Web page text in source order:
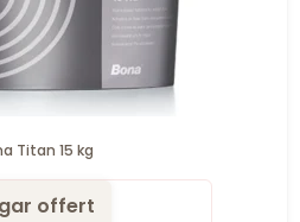
Titan 15 kg
offert